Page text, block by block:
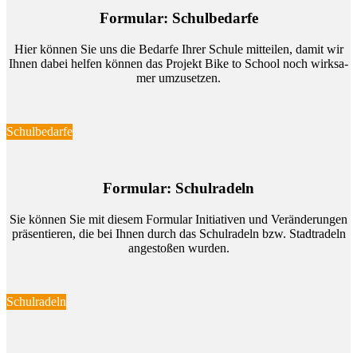
For­mu­lar: Schul­be­dar­fe
Hier kön­nen Sie uns die Be­dar­fe Ih­rer Schu­le mit­tei­len, da­mit wir
Ih­nen da­bei hel­fen kön­nen das Pro­jekt Bike to School noch wirk­sa­
mer um­zu­set­zen.
Schulbedarfe
For­mu­lar: Schul­ra­deln
Sie kön­nen Sie mit die­sem For­mu­lar In­itia­ti­ven und Ver­än­de­run­gen
prä­sen­tie­ren, die bei Ih­nen durch das Schul­ra­deln bzw. Stadt­ra­deln
an­ge­sto­ßen wur­den.
Schulradeln